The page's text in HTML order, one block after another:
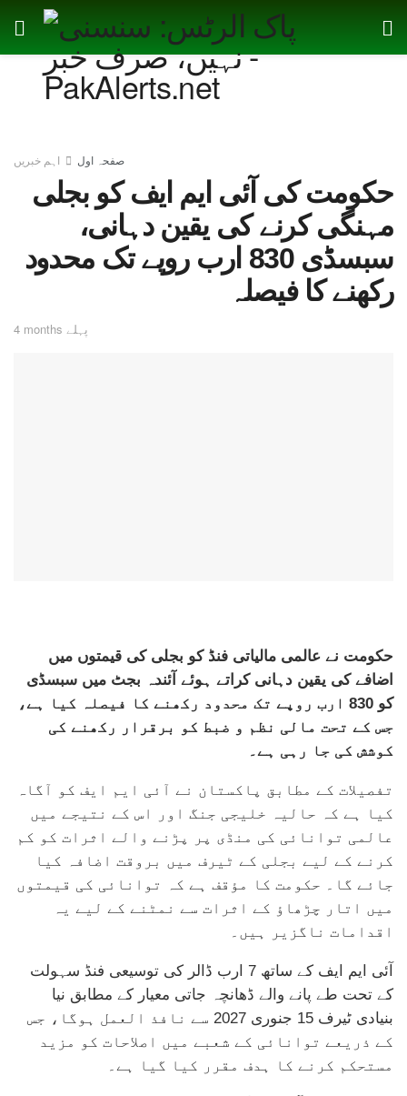
صفحہ اول اہم خبریں
حکومت کی آئی ایم ایف کو بجلی
مہنگی کرنے کی یقین دہانی،
سبسڈی 830 ارب روپے تک محدود
رکھنے کا فیصلہ
4 months پہلے
حکومت نے عالمی مالیاتی فنڈ کو بجلی کی قیمتوں میں
اضافے کی یقین دہانی کراتے ہوئے آئندہ بجٹ میں سبسڈی
کو 830 ارب روپے تک محدود رکھنے کا فیصلہ کیا ہے،
جس کے تحت مالی نظم و ضبط کو برقرار رکھنے کی
کوشش کی جا رہی ہے۔
تفصیلات کے مطابق پاکستان نے آئی ایم ایف کو آگاہ
کیا ہے کہ حالیہ خلیجی جنگ اور اس کے نتیجے میں
عالمی توانائی کی منڈی پر پڑنے والے اثرات کو کم
کرنے کے لیے بجلی کے ٹیرف میں بروقت اضافہ کیا
جائے گا۔ حکومت کا مؤقف ہے کہ توانائی کی قیمتوں
میں اتار چڑھاؤ کے اثرات سے نمٹنے کے لیے یہ
اقدامات ناگزیر ہیں۔
آئی ایم ایف کے ساتھ 7 ارب ڈالر کی توسیعی فنڈ سہولت
کے تحت طے پانے والے ڈھانچہ جاتی معیار کے مطابق نیا
بنیادی ٹیرف 15 جنوری 2027 سے نافذ العمل ہوگا، جس
کے ذریعے توانائی کے شعبے میں اصلاحات کو مزید
مستحکم کرنے کا ہدف مقرر کیا گیا ہے۔